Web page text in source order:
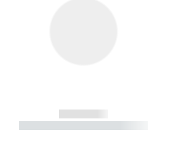
------------
----------- ----------- --------